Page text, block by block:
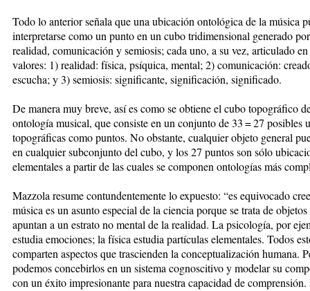
Todo lo anterior señala que una ubicación ontológica de la música
interpretarse como un punto en un cubo tridimensional generado
realidad, comunicación y semiosis; cada uno, a su vez, articulado en
valores: 1) realidad: física, psíquica, mental; 2) comunicación:
escucha; y 3) semiosis: significante, significación, significado.
De manera muy breve, así es como se obtiene el cubo topográfico
ontología musical, que consiste en un conjunto de 33 = 27 posibles
topográficas como puntos. No obstante, cualquier objeto general
en cualquier subconjunto del cubo, y los 27 puntos son sólo
elementales a partir de las cuales se componen ontologías más
Mazzola resume contundentemente lo expuesto: “es equivocado
música es un asunto especial de la ciencia porque se trata de objetos
apuntan a un estrato no mental de la realidad. La psicología, por
estudia emociones; la física estudia partículas elementales. Todos
comparten aspectos que trascienden la conceptualización humana.
podemos concebirlos en un sistema cognoscitivo y modelar su
con un éxito impresionante para nuestra capacidad de